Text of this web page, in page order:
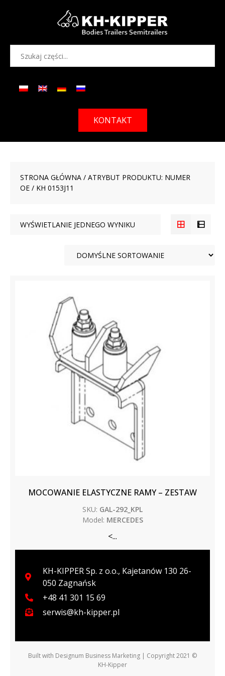
KONTAKT
STRONA GŁÓWNA / ATRYBUT PRODUKTU: NUMER
OE / KH 0153J11
WYŚWIETLANIE JEDNEGO WYNIKU
MOCOWANIE ELASTYCZNE RAMY – ZESTAW
SKU: GAL-292_KPL
Model: MERCEDES
<...
KH-KIPPER Sp. z o.o., Kajetanów 130 26-
050 Zagnańsk
+48 41 301 15 69
serwis@kh-kipper.pl
Built with Designum Business Marketing | Copyright 2021 ©
KH-Kipper